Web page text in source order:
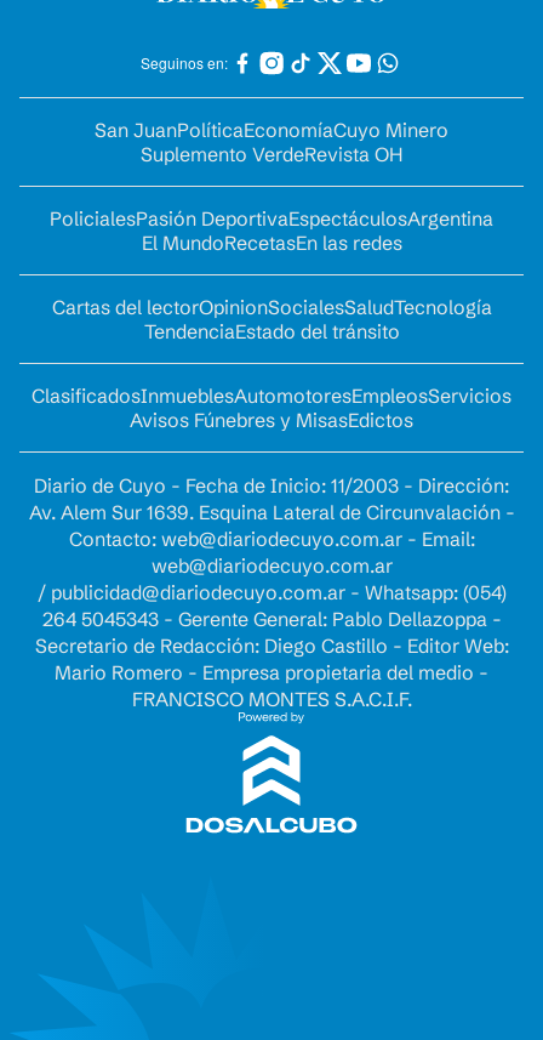
Seguinos en:
San JuanPolíticaEconomíaCuyo Minero
Suplemento VerdeRevista OH
PolicialesPasión DeportivaEspectáculosArgentina
El MundoRecetasEn las redes
Cartas del lectorOpinionSocialesSaludTecnología
TendenciaEstado del tránsito
ClasificadosInmueblesAutomotoresEmpleosServicios
Avisos Fúnebres y MisasEdictos
Diario de Cuyo - Fecha de Inicio: 11/2003 - Dirección:
Av. Alem Sur 1639. Esquina Lateral de Circunvalación -
Contacto: web@diariodecuyo.com.ar- Email:
web@diariodecuyo.com.ar
/ publicidad@diariodecuyo.com.ar- Whatsapp: (054)
264 5045343 - Gerente General: Pablo Dellazoppa -
Secretario de Redacción: Diego Castillo - Editor Web:
Mario Romero - Empresa propietaria del medio -
FRANCISCO MONTES S.A.C.I.F.